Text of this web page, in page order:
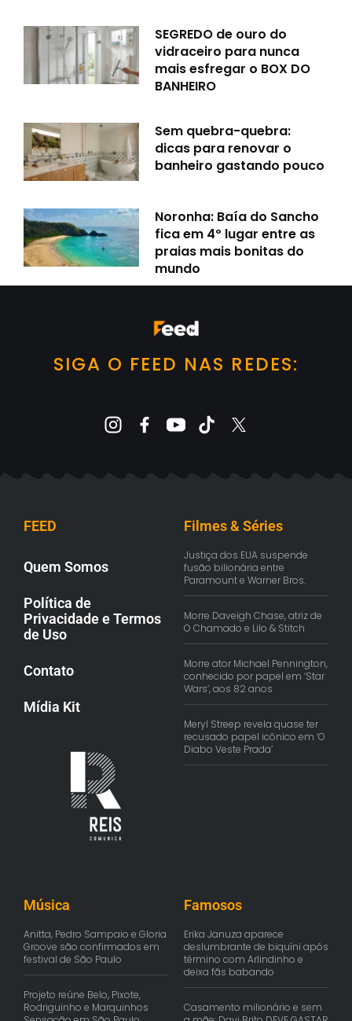
SEGREDO de ouro do
vidraceiro para nunca
mais esfregar o BOX DO
BANHEIRO
Sem quebra-quebra:
dicas para renovar o
banheiro gastando pouco
Noronha: Baía do Sancho
fica em 4º lugar entre as
praias mais bonitas do
mundo
SIGA O FEED NAS REDES:
FEED
Quem Somos
Política de
Privacidade e Termos
de Uso
Contato
Mídia Kit
Filmes & Séries
Justiça dos EUA suspende
fusão bilionária entre
Paramount e Warner Bros.
Morre Daveigh Chase, atriz de
O Chamado e Lilo & Stitch
Morre ator Michael Pennington,
conhecido por papel em ‘Star
Wars’, aos 82 anos
Meryl Streep revela quase ter
recusado papel icônico em ‘O
Diabo Veste Prada’
Música
Anitta, Pedro Sampaio e Gloria
Groove são confirmados em
festival de São Paulo
Projeto reúne Belo, Pixote,
Rodriguinho e Marquinhos
Famosos
Erika Januza aparece
deslumbrante de biquíni após
término com Arlindinho e
deixa fãs babando
Casamento milionário e sem